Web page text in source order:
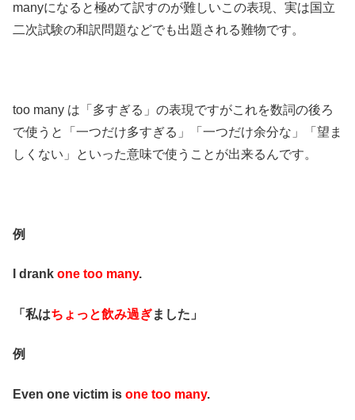
manyになると極めて訳すのが難しいこの表現、実は国立
二次試験の和訳問題などでも出題される難物です。
too many は「多すぎる」の表現ですがこれを数詞の後ろ
で使うと「一つだけ多すぎる」「一つだけ余分な」「望ま
しくない」といった意味で使うことが出来るんです。
例
I drank one too many.
「私はちょっと飲み過ぎました」
例
Even one victim is one too many.